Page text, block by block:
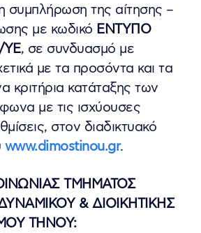
συμπλήρωση της αίτησης –
με κωδικό ΕΝΤΥΠΟ
, σε συνδυασμό με
με τα προσόντα και τα
κριτήρια κατάταξης των
με τις ισχύουσες
στον διαδικτυακό
www.dimostinou.gr.
ΤΜΗΜΑΤΟΣ
& ΔΙΟΙΚΗΤΙΚΗΣ
ΤΗΝΟΥ: